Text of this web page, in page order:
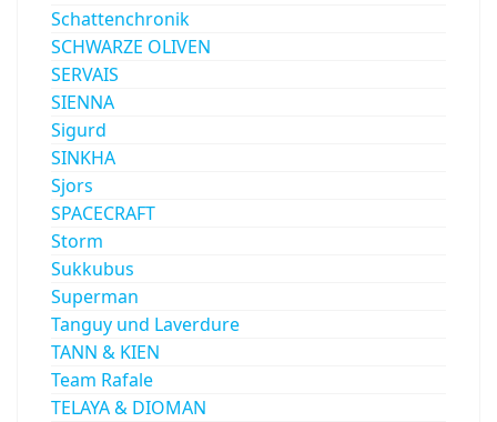
Schattenchronik
SCHWARZE OLIVEN
SERVAIS
SIENNA
Sigurd
SINKHA
Sjors
SPACECRAFT
Storm
Sukkubus
Superman
Tanguy und Laverdure
TANN & KIEN
Team Rafale
TELAYA & DIOMAN